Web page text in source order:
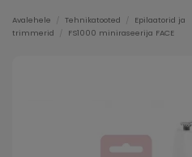
Avalehele Tehnikatooted
Epilaatorid ja
trimmerid
FS1000 miniraseerija FACE